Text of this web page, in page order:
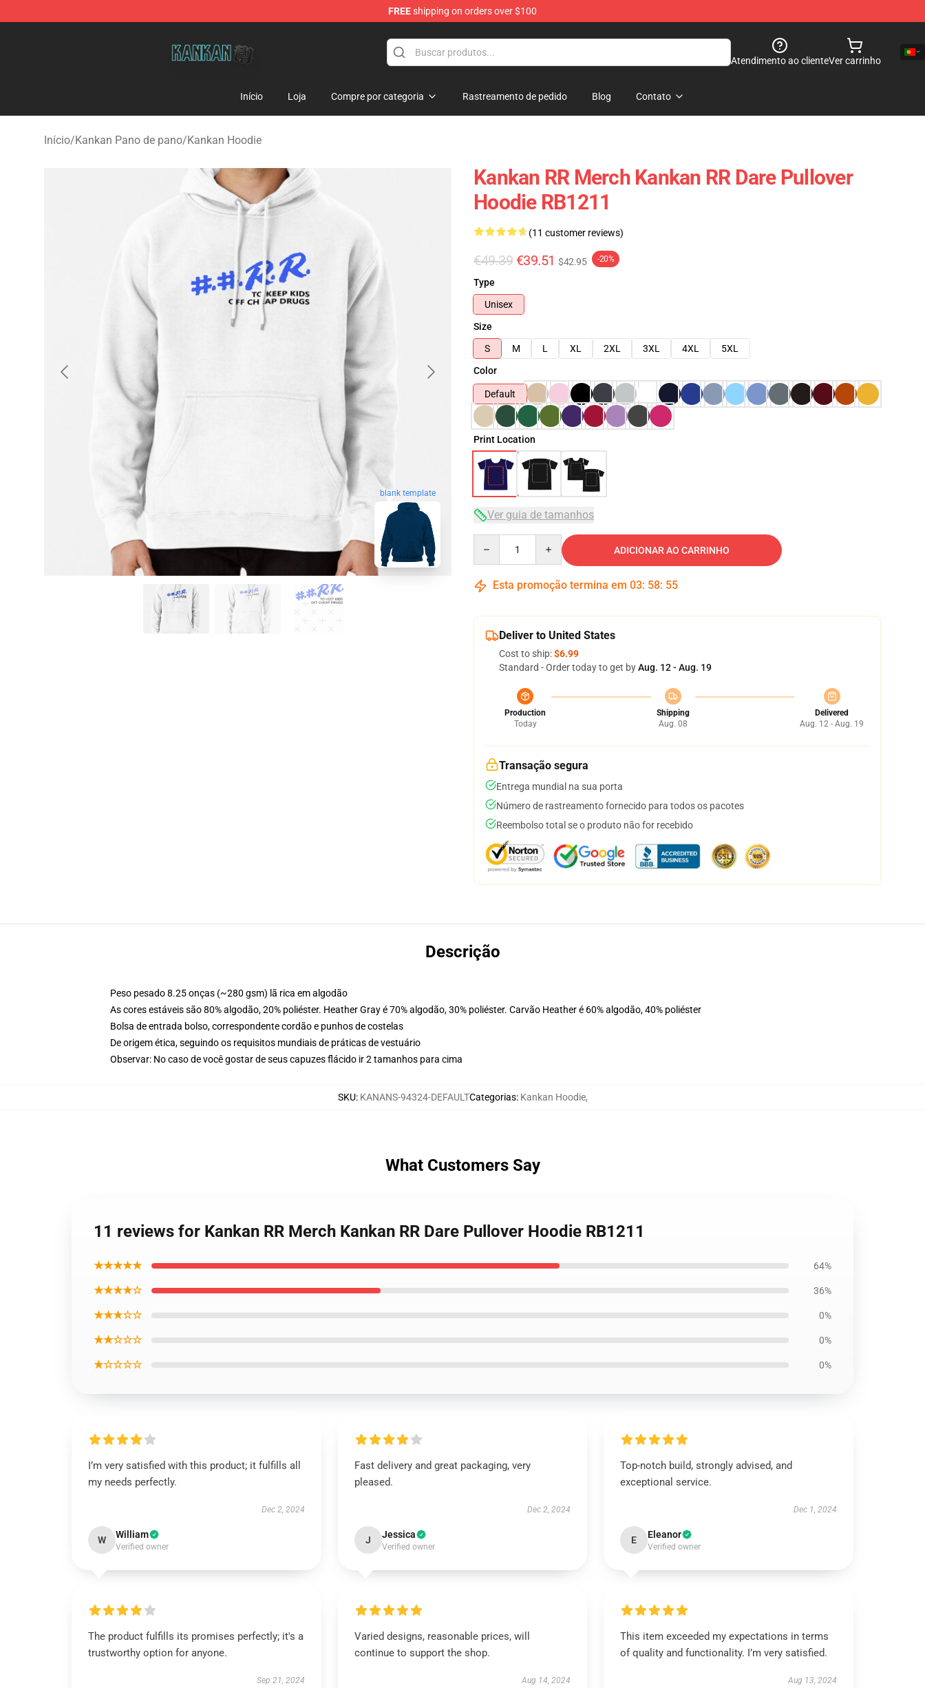
FREEshipping on orders over $100
Atendimento ao clienteVer carrinho
Início Loja Compre por categoria Rastreamento de pedido Blog Contato
Início/Kankan Pano de pano/Kankan Hoodie
blank template
Kankan RR Merch Kankan RR Dare Pullover
Hoodie RB1211
(11 customer reviews)
€49.39 €39.51 $42.95 -20%
Type
Unisex
Size
S
M L XL 2XL 3XL 4XL
5XL
Color
Default
Print Location
Ver guia de tamanhos
ADICIONAR AO CARRINHO
Esta promoção termina em 03: 58: 54
Deliver to United States
Cost to ship:$6.99
Standard - Order today to get byAug. 12 - Aug. 19
Production
Today
Shipping
Aug. 08
Delivered
Aug. 12 - Aug. 19
Transação segura
Entrega mundial na sua porta
Número de rastreamento fornecido para todos os pacotes
Reembolso total se o produto não for recebido
Descrição
Peso pesado 8.25 onças (~280 gsm) lã rica em algodão
As cores estáveis são 80% algodão, 20% poliéster. Heather Gray é 70% algodão, 30% poliéster. Carvão Heather é 60% algodão, 40% poliéster
Bolsa de entrada bolso, correspondente cordão e punhos de costelas
De origem ética, seguindo os requisitos mundiais de práticas de vestuário
Observar: No caso de você gostar de seus capuzes flácido ir 2 tamanhos para cima
SKU: KANANS-94324-DEFAULTCategorias: Kankan Hoodie,
What Customers Say
11 reviews for Kankan RR Merch Kankan RR Dare Pullover Hoodie RB1211
★★★★★ 64%
★★★★☆ 36%
★★★☆☆ 0%
★★☆☆☆ 0%
★☆☆☆☆ 0%
I’m very satisfied with this product; it fulfills all
my needs perfectly.
Dec 2, 2024
W William
Verified owner
Fast delivery and great packaging, very
pleased.
Dec 2, 2024
J Jessica
Verified owner
Top-notch build, strongly advised, and
exceptional service.
Dec 1, 2024
E Eleanor
Verified owner
The product fulfills its promises perfectly; it's a
trustworthy option for anyone.
Sep 21, 2024
Varied designs, reasonable prices, will
continue to support the shop.
Aug 14, 2024
This item exceeded my expectations in terms
of quality and functionality. I’m very satisfied.
Aug 13, 2024